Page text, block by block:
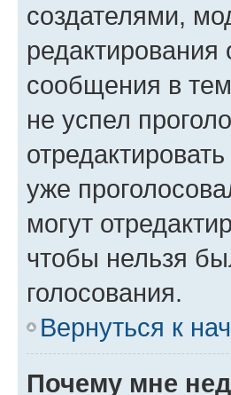
создателями,
сообщения в
не успел
уже
могут
чтобы нельзя
голосования.
Вернуться к
Почему мне